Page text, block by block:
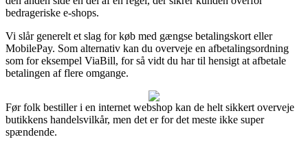
bedrageriske e-shops.
Vi slår generelt et slag for køb med gængse betalingskort eller
MobilePay. Som alternativ kan du overveje en afbetalingsordning
som for eksempel ViaBill, for så vidt du har til hensigt at afbetale
betalingen af flere omgange.
Før folk bestiller i en internet webshop kan de helt sikkert overveje
butikkens handelsvilkår, men det er for det meste ikke super
spændende.